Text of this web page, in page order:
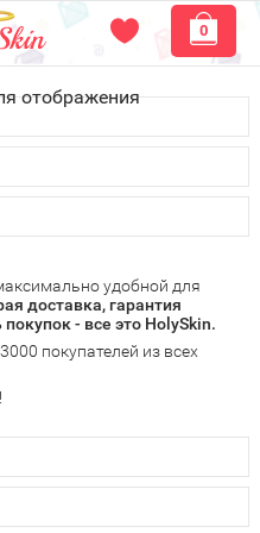
0
отображения
городам России.
Почтой России или
PickPoint или пункте
ужена
получитьбесплатную
и оплаты в Вашем городе
удобным способом:
Сбербанк) и другими
удобной для
доставка, гарантия
- все это HolySkin.
покупателей из всех
вопросы по работе
товарам, рассказать о